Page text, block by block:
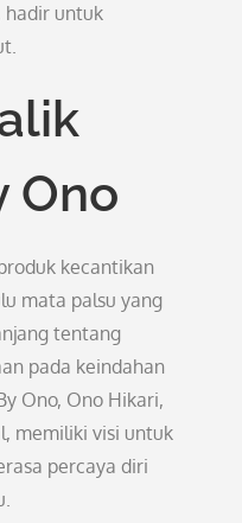
hadir untuk
Ono
kecantikan
mata palsu yang
tentang
pada keindahan
Ono, Ono Hikari,
memiliki visi untuk
percaya diri